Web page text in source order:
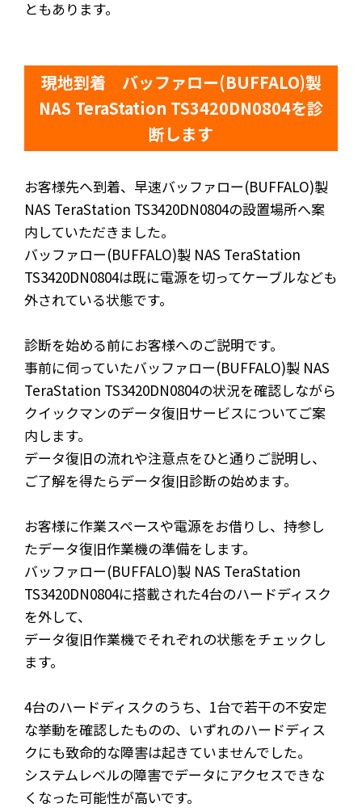
ともあります。
現地到着 バッファロー(BUFFALO)製
NAS TeraStation TS3420DN0804を診
断します
お客様先へ到着、早速バッファロー(BUFFALO)製
NAS TeraStation TS3420DN0804の設置場所へ案
内していただきました。
バッファロー(BUFFALO)製 NAS TeraStation
TS3420DN0804は既に電源を切ってケーブルなども
外されている状態です。
診断を始める前にお客様へのご説明です。
事前に伺っていたバッファロー(BUFFALO)製 NAS
TeraStation TS3420DN0804の状況を確認しながら
クイックマンのデータ復旧サービスについてご案
内します。
データ復旧の流れや注意点をひと通りご説明し、
ご了解を得たらデータ復旧診断の始めます。
お客様に作業スペースや電源をお借りし、持参し
たデータ復旧作業機の準備をします。
バッファロー(BUFFALO)製 NAS TeraStation
TS3420DN0804に搭載された4台のハードディスク
を外して、
データ復旧作業機でそれぞれの状態をチェックし
ます。
4台のハードディスクのうち、1台で若干の不安定
な挙動を確認したものの、いずれのハードディス
クにも致命的な障害は起きていませんでした。
システムレベルの障害でデータにアクセスできな
くなった可能性が高いです。